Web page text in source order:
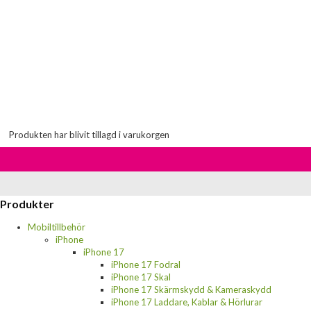
Produkten har blivit tillagd i varukorgen
Produkter
Mobiltillbehör
iPhone
iPhone 17
iPhone 17 Fodral
iPhone 17 Skal
iPhone 17 Skärmskydd & Kameraskydd
iPhone 17 Laddare, Kablar & Hörlurar